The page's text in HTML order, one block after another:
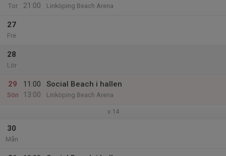
Tor
21:00
Linköping Beach Arena
27
Fre
28
Lör
29
Sön
11:00
13:00
Social Beach i hallen
Linköping Beach Arena
v.14
30
Mån